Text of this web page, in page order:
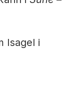
Isagel i